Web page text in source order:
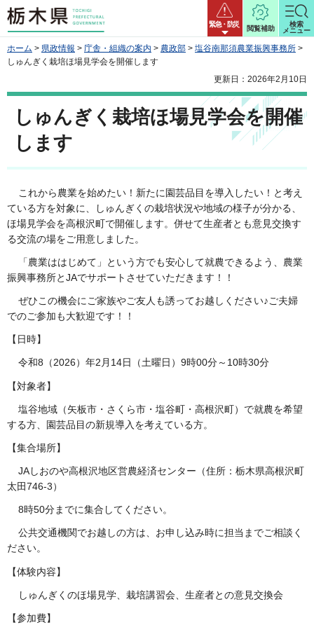
栃木県 緊急・防災
閲覧補助
検索
メニュー
ホーム > 県政情報 > 庁舎・組織の案内 > 農政部 > 塩谷南那須農業振興事務所 >
しゅんぎく栽培ほ場見学会を開催します
更新日：2026年2月10日
しゅんぎく栽培ほ場見学会を開催
します
これから農業を始めたい！新たに園芸品目を導入したい！と考え
ている方を対象に、しゅんぎくの栽培状況や地域の様子が分かる、
ほ場見学会を高根沢町で開催します。併せて生産者とも意見交換す
る交流の場をご用意しました。
「農業ははじめて」という方でも安心して就農できるよう、農業
振興事務所とJAでサポートさせていただきます！！
ぜひこの機会にご家族やご友人も誘ってお越しください♪ご夫婦
でのご参加も大歓迎です！！
【日時】
令和8（2026）年2月14日（土曜日）9時00分～10時30分
【対象者】
塩谷地域（矢板市・さくら市・塩谷町・高根沢町）で就農を希望
する方、園芸品目の新規導入を考えている方。
【集合場所】
JAしおのや高根沢地区営農経済センター（住所：栃木県高根沢町
太田746-3）
8時50分までに集合してください。
公共交通機関でお越しの方は、お申し込み時に担当までご相談く
ださい。
【体験内容】
しゅんぎくのほ場見学、栽培講習会、生産者との意見交換会
【参加費】